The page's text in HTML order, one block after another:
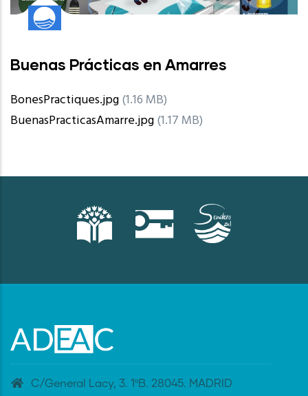
Buenas Prácticas en Amarres
BonesPractiques.jpg(1.16 MB)
BuenasPracticasAmarre.jpg(1.17 MB)
C/General Lacy, 3. 1ºB. 28045. MADRID